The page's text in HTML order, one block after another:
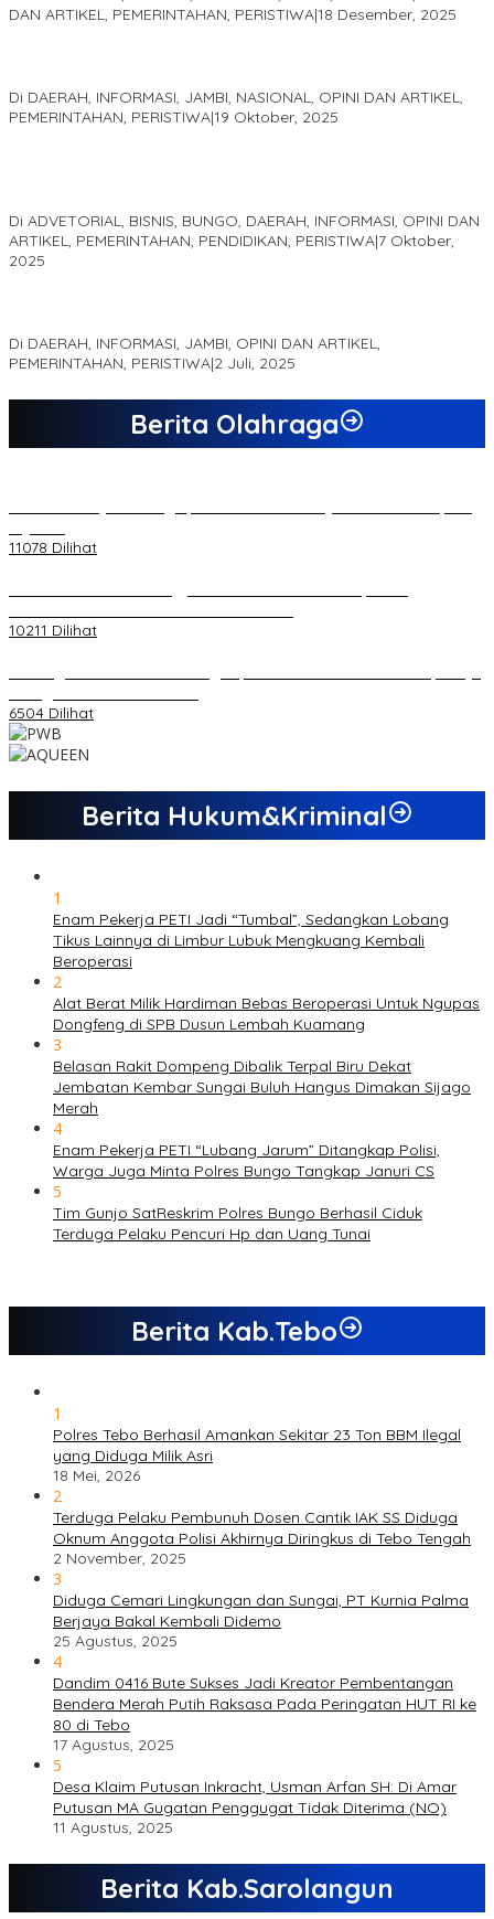
DAN ARTIKEL, PEMERINTAHAN, PERISTIWA|18 Desember, 2025
Di DAERAH, INFORMASI, JAMBI, NASIONAL, OPINI DAN ARTIKEL,
PEMERINTAHAN, PERISTIWA|19 Oktober, 2025
Di ADVETORIAL, BISNIS, BUNGO, DAERAH, INFORMASI, OPINI DAN
ARTIKEL, PEMERINTAHAN, PENDIDIKAN, PERISTIWA|7 Oktober,
2025
Di DAERAH, INFORMASI, JAMBI, OPINI DAN ARTIKEL,
PEMERINTAHAN, PERISTIWA|2 Juli, 2025
Berita Olahraga
11078 Dilihat
10211 Dilihat
6504 Dilihat
Berita Hukum&Kriminal
1
Enam Pekerja PETI Jadi “Tumbal”, Sedangkan Lobang
Tikus Lainnya di Limbur Lubuk Mengkuang Kembali
Beroperasi
2
Alat Berat Milik Hardiman Bebas Beroperasi Untuk Ngupas
Dongfeng di SPB Dusun Lembah Kuamang
3
Belasan Rakit Dompeng Dibalik Terpal Biru Dekat
Jembatan Kembar Sungai Buluh Hangus Dimakan Sijago
Merah
4
Enam Pekerja PETI “Lubang Jarum” Ditangkap Polisi,
Warga Juga Minta Polres Bungo Tangkap Januri CS
5
Tim Gunjo SatReskrim Polres Bungo Berhasil Ciduk
Terduga Pelaku Pencuri Hp dan Uang Tunai
Berita Kab.Tebo
1
Polres Tebo Berhasil Amankan Sekitar 23 Ton BBM Ilegal
yang Diduga Milik Asri
18 Mei, 2026
2
Terduga Pelaku Pembunuh Dosen Cantik IAK SS Diduga
Oknum Anggota Polisi Akhirnya Diringkus di Tebo Tengah
2 November, 2025
3
Diduga Cemari Lingkungan dan Sungai, PT Kurnia Palma
Berjaya Bakal Kembali Didemo
25 Agustus, 2025
4
Dandim 0416 Bute Sukses Jadi Kreator Pembentangan
Bendera Merah Putih Raksasa Pada Peringatan HUT RI ke
80 di Tebo
17 Agustus, 2025
5
Desa Klaim Putusan Inkracht, Usman Arfan SH: Di Amar
Putusan MA Gugatan Penggugat Tidak Diterima (NO)
11 Agustus, 2025
Berita Kab.Sarolangun